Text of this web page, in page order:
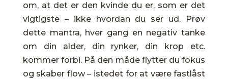
om, at det er den kvinde du er, som er det
vigtigste – ikke hvordan du ser ud. Prøv
dette mantra, hver gang en negativ tanke
om din alder, din rynker, din krop etc.
kommer forbi. På den måde flytter du fokus
og skaber flow – istedet for at være fastlåst